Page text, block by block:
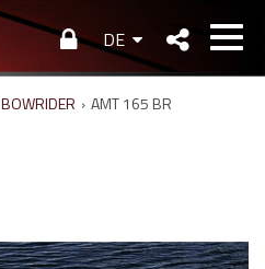
DE
BOWRIDER › AMT 165 BR